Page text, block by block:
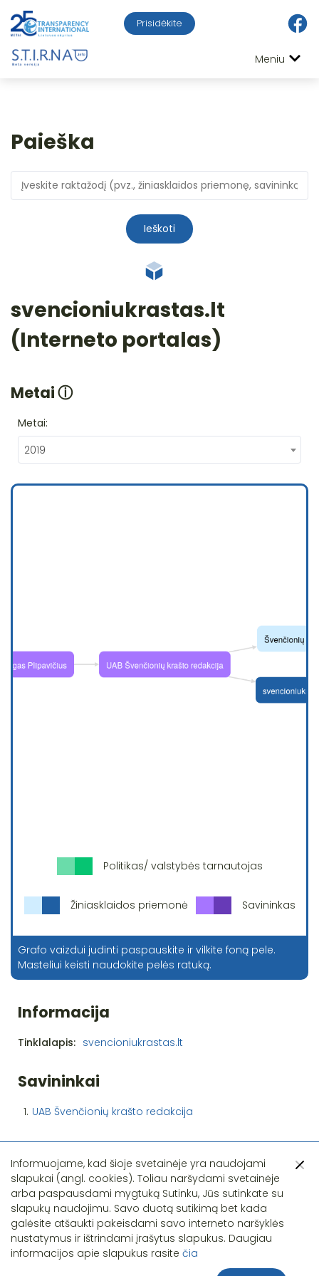
Prisidėkite
Meniu
Paieška
Ieškoti
svencioniukrastas.lt
(Interneto portalas)
Metaiⓘ
Metai:
2019
Politikas/ valstybės tarnautojas
Žiniasklaidos priemonė Savininkas
Grafo vaizdui judinti paspauskite ir vilkite foną pele.
Masteliui keisti naudokite pelės ratuką.
Informacija
Tinklalapis: svencioniukrastas.lt
Savininkai
1. UAB Švenčionių krašto redakcija
Pastebėjote klaidą?
Informuojame, kad šioje svetainėje yra naudojami
slapukai (angl. cookies). Toliau naršydami svetainėje
arba paspausdami mygtuką Sutinku, Jūs sutinkate su
slapukų naudojimu. Savo duotą sutikimą bet kada
galėsite atšaukti pakeisdami savo interneto naršyklės
nustatymus ir ištrindami įrašytus slapukus. Daugiau
informacijos apie slapukus rasite čia